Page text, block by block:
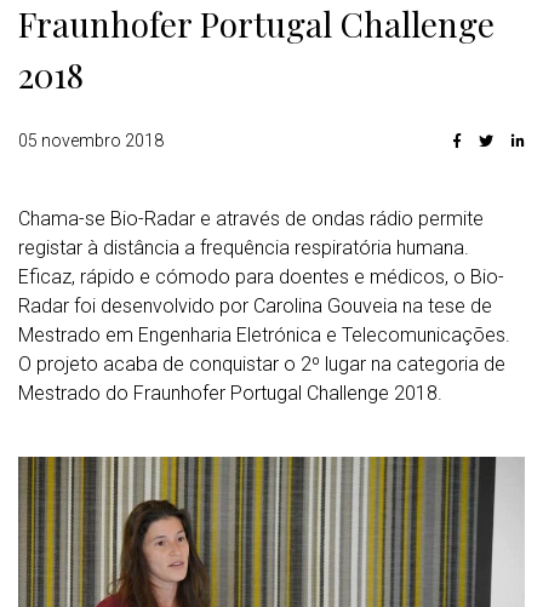
Fraunhofer Portugal Challenge
2018
05 novembro 2018
Chama-se Bio-Radar e através de ondas rádio permite
registar à distância a frequência respiratória humana.
Eficaz, rápido e cómodo para doentes e médicos, o Bio-
Radar foi desenvolvido por Carolina Gouveia na tese de
Mestrado em Engenharia Eletrónica e Telecomunicações.
O projeto acaba de conquistar o 2º lugar na categoria de
Mestrado do Fraunhofer Portugal Challenge 2018.